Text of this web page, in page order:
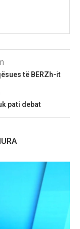
të BERZh-it
pati debat